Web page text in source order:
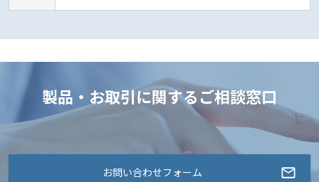
製品・お取引に関するご相談窓口
お問い合わせフォーム